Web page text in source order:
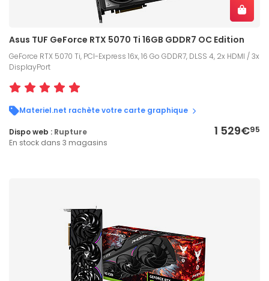
Asus TUF GeForce RTX 5070 Ti 16GB GDDR7 OC Edition
GeForce RTX 5070 Ti, PCI-Express 16x, 16 Go GDDR7, DLSS 4, 2x HDMI / 3x
DisplayPort
Materiel.net rachète votre carte graphique
1 529€95
Dispo web : Rupture
En stock dans 3 magasins